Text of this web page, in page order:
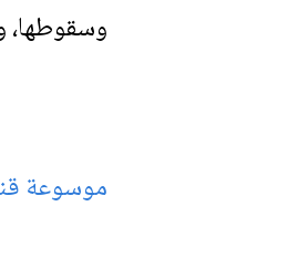
وسقوطها،
موسوعة